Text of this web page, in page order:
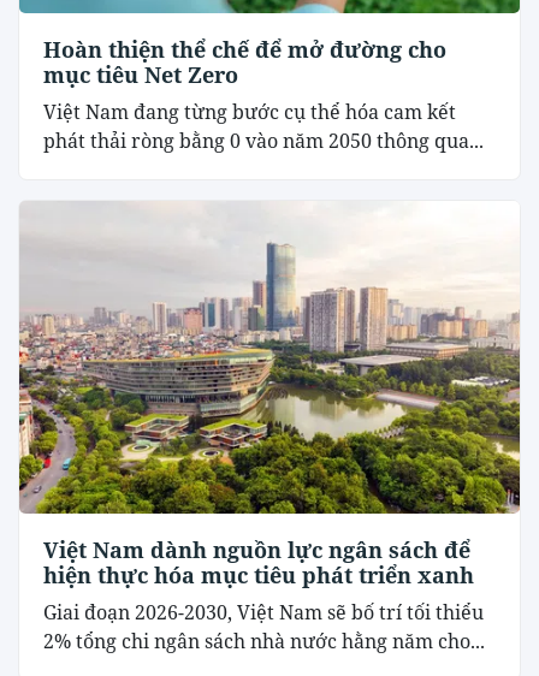
Hoàn thiện thể chế để mở đường cho
mục tiêu Net Zero
Việt Nam đang từng bước cụ thể hóa cam kết
phát thải ròng bằng 0 vào năm 2050 thông qua...
Việt Nam dành nguồn lực ngân sách để
hiện thực hóa mục tiêu phát triển xanh
Giai đoạn 2026-2030, Việt Nam sẽ bố trí tối thiểu
2% tổng chi ngân sách nhà nước hằng năm cho...